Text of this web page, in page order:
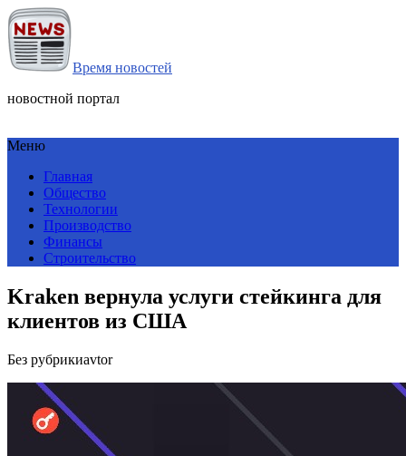
Время новостей
новостной портал
Меню
Главная
Общество
Технологии
Производство
Финансы
Строительство
Kraken вернула услуги стейкинга для
клиентов из США
Без рубрикиavtor